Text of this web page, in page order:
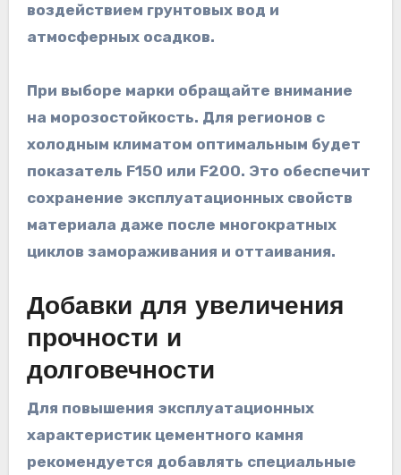
воздействием грунтовых вод и
атмосферных осадков.
При выборе марки обращайте внимание
на морозостойкость. Для регионов с
холодным климатом оптимальным будет
показатель F150 или F200. Это обеспечит
сохранение эксплуатационных свойств
материала даже после многократных
циклов замораживания и оттаивания.
Добавки для увеличения
прочности и
долговечности
Для повышения эксплуатационных
характеристик цементного камня
рекомендуется добавлять специальные